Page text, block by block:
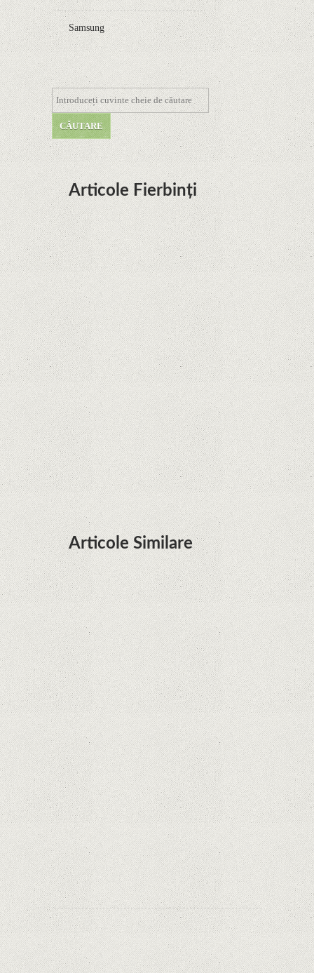
Samsung
Articole Fierbinți
Dota Anime venind la Netflix în această lună de
la Legenda Korra Studio Mir
Curtea Supremă reglementează în favoarea
Google în Oracle Java Fight
Zvon: aplicațiile Google nu se mai pot instala pe
terminalele Huawei cu procesoare Kirin
Huawei P50 primeşte o posibilă dată de lansare
şi e mai curând decât credeam; Are cameră
telephoto cu zoom optic variabil
Articole Similare
Microsoft lucrează la dezvoltarea unui procesor
proprietar pentru dispozitivele Surface
Hoții de telefoane dezvăluie cum fură și banii
victimelor, folosind doar cartela SIM
Samsung Galaxy S21 Ultra: cel mai bun telefon
Android de pe piață
Orange a inclus telefoane premium
recondiționate în portofoliul său; Cum sunt
prețurile față de alte platforme similare?